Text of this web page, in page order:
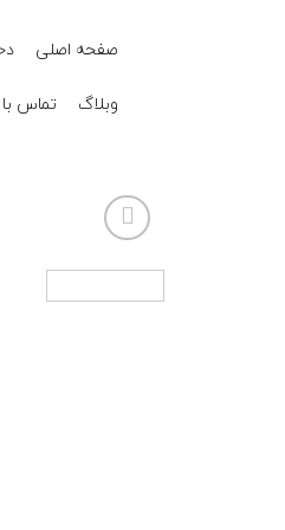
صفحه اصلی
وبلاگ تماس با